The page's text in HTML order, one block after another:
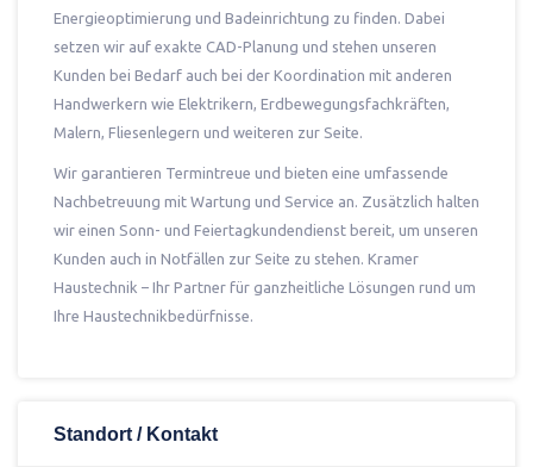
Energieoptimierung und Badeinrichtung zu finden. Dabei
setzen wir auf exakte CAD-Planung und stehen unseren
Kunden bei Bedarf auch bei der Koordination mit anderen
Handwerkern wie Elektrikern, Erdbewegungsfachkräften,
Malern, Fliesenlegern und weiteren zur Seite.
Wir garantieren Termintreue und bieten eine umfassende
Nachbetreuung mit Wartung und Service an. Zusätzlich halten
wir einen Sonn- und Feiertagkundendienst bereit, um unseren
Kunden auch in Notfällen zur Seite zu stehen. Kramer
Haustechnik – Ihr Partner für ganzheitliche Lösungen rund um
Ihre Haustechnikbedürfnisse.
Standort / Kontakt